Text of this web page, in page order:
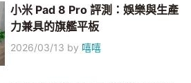
小米 Pad 8 Pro 評測：娛樂與生產
力兼具的旗艦平板
2026/03/13 by 嘻嘻